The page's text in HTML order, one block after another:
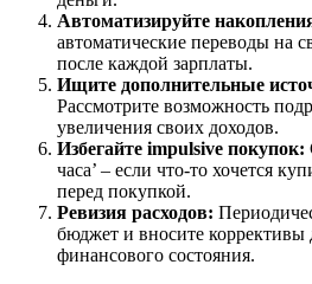
Автоматизируйте
автоматические переводы на
после каждой зарплаты.
Ищите дополнительные
Рассмотрите возможность
увеличения своих доходов.
Избегайте impulsive покупок:
часа’ – если что-то хочется
перед покупкой.
Ревизия расходов:
бюджет и вносите коррективы
финансового состояния.